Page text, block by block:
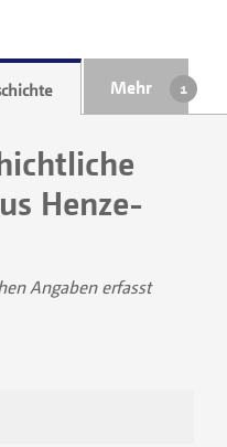
Mehr
Henze-
Angaben erfasst